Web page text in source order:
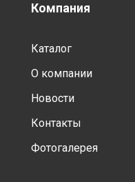
Компания
Каталог
О компании
Новости
Контакты
Фотогалерея